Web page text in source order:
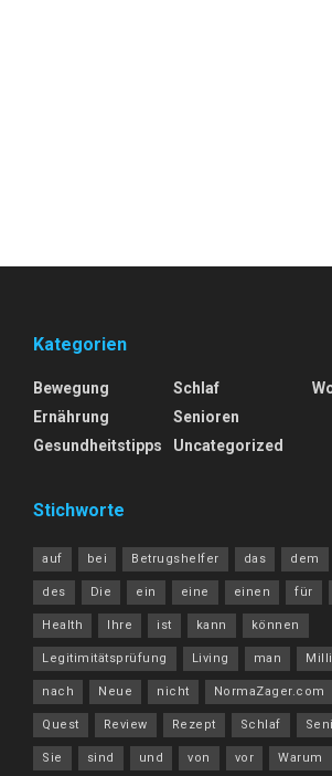
Kategorien
Bewegung
Ernährung
Gesundheitstipps
Schlaf
Senioren
Uncategorized
Stichworte
auf bei Betrugshelfer das dem
des Die ein eine einen für
Health Ihre ist kann können
Legitimitätsprüfung Living man
nach Neue nicht NormaZager.com
Quest Review Rezept Schlaf
Sie sind und von vor Warum